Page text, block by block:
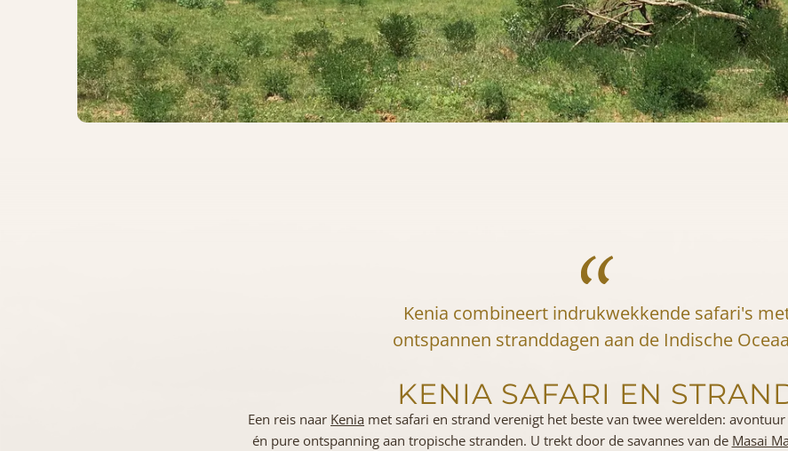
Kenia combineert indrukwekkende safari's
ontspannen stranddagen aan de Indische
KENIA SAFARI EN
Een reis naar Kenia met safari en strand verenigt het beste van twee werelden:
én pure ontspanning aan tropische stranden. U trekt door de savannes van de Masai